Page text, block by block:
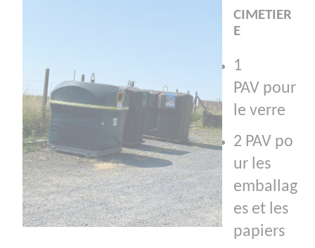
CIMETIER
E
1
PAV pour
le verre
2 PAV po
ur les
emballag
es et les
papiers